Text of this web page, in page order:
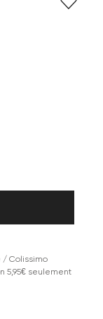
/ Colissimo
5,95€ seulement